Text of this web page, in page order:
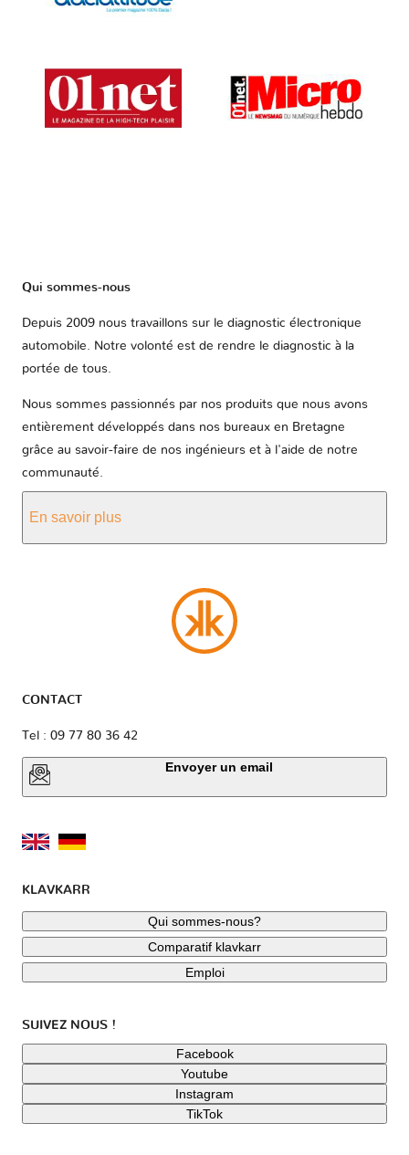
Qui sommes-nous
Depuis 2009 nous travaillons sur le diagnostic électronique
automobile. Notre volonté est de rendre le diagnostic à la
portée de tous.
Nous sommes passionnés par nos produits que nous avons
entièrement développés dans nos bureaux en Bretagne
grâce au savoir-faire de nos ingénieurs et à l'aide de notre
communauté.
En savoir plus
CONTACT
Tel : 09 77 80 36 42
Envoyer un email
KLAVKARR
Qui sommes-nous?
Comparatif klavkarr
Emploi
SUIVEZ NOUS !
Facebook
Youtube
Instagram
TikTok